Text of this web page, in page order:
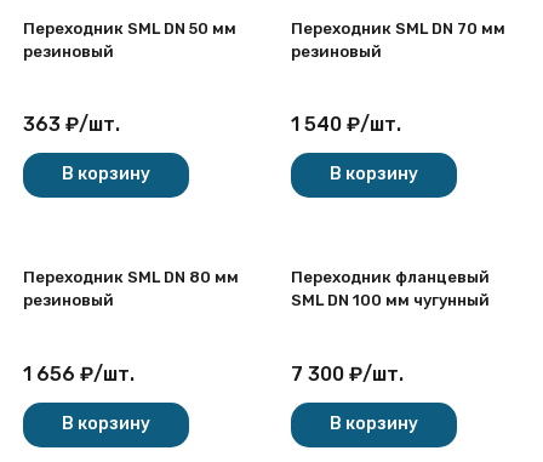
Переходник SML DN 50 мм
резиновый
363 ₽/шт.
В корзину
Переходник SML DN 70 мм
резиновый
1 540 ₽/шт.
В корзину
Переходник SML DN 80 мм
резиновый
1 656 ₽/шт.
В корзину
Переходник фланцевый
SML DN 100 мм чугунный
7 300 ₽/шт.
В корзину